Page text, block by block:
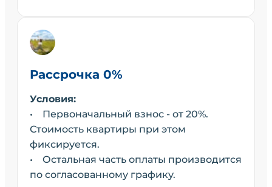
Рассрочка 0%
Условия:
• Первоначальный взнос - от 20%.
Стоимость квартиры при этом
фиксируется.
• Остальная часть оплаты производится
по согласованному графику.